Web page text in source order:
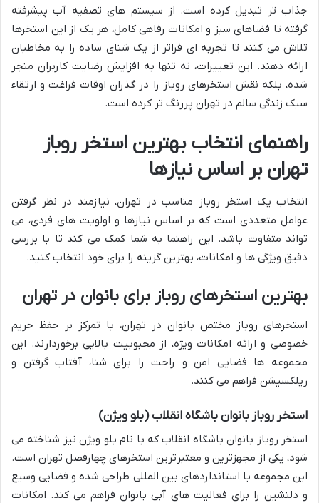
جذاب تر تبدیل کرده است. از سیستم های تصفیه آب پیشرفته
گرفته تا فضاهای سبز و امکانات رفاهی کامل، هر یک از این استخرها
تلاش می کنند تا تجربه ای فراتر از یک شنای ساده را به مخاطبان
ارائه دهند. این تغییرات، نه تنها به افزایش رضایت کاربران منجر
شده، بلکه نقش استخرهای روباز را در گذران اوقات فراغت و ارتقاء
سبک زندگی سالم در تهران پررنگ تر کرده است.
راهنمای انتخاب بهترین استخر روباز
تهران بر اساس نیازها
انتخاب یک استخر روباز مناسب در تهران، نیازمند در نظر گرفتن
عوامل متعددی است که بر اساس نیازها و اولویت های فردی، می
تواند متفاوت باشد. این راهنما به شما کمک می کند تا با بررسی
دقیق ویژگی ها و امکانات، بهترین گزینه را برای خود انتخاب کنید.
بهترین استخرهای روباز برای بانوان در تهران
استخرهای روباز مختص بانوان در تهران، با تمرکز بر حفظ حریم
خصوصی و ارائه امکانات ویژه، از محبوبیت بالایی برخوردارند. این
مجموعه ها فضایی امن و راحت را برای شنا، آفتاب گرفتن و
ریلکسیشن فراهم می کنند.
استخر روباز بانوان باشگاه انقلاب (بلو ویژن)
استخر روباز بانوان باشگاه انقلاب که با نام بلو ویژن نیز شناخته می
شود، یکی از مجهزترین و معتبرترین استخرهای چهارفصل تهران است.
این مجموعه با استانداردهای بین المللی طراحی شده و فضایی وسیع
و دلنشین را برای فعالیت های آبی بانوان فراهم می کند. امکانات